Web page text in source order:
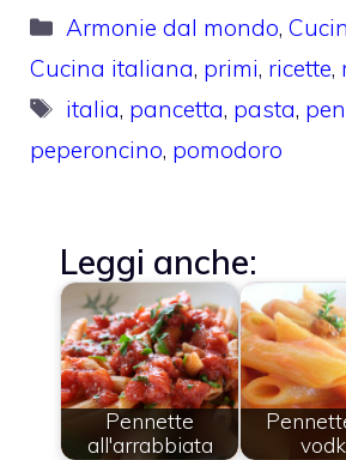
Categorie
Armonie dal mondo,
Cucina italiana, primi, ricette,
Tag
italia, pancetta, pasta,
peperoncino, pomodoro
Leggi anche:
Pennette
all'arrabbiata